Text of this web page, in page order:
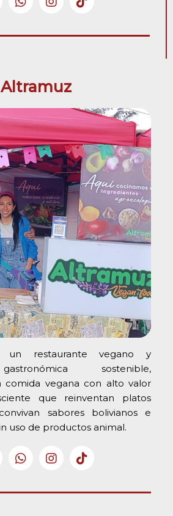
Altramuz
un restaurante vegano y
sostenible,
comida vegana con alto valor
que reinventan platos
sabores bolivianos e
uso de productos animal.